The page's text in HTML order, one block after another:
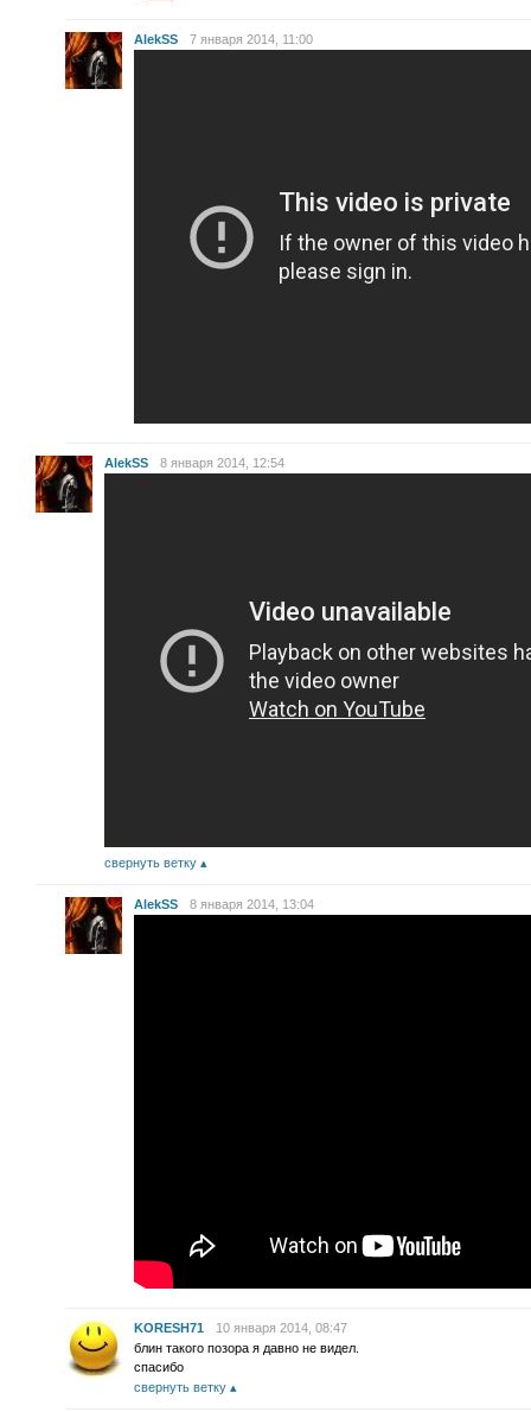
AlekSS 7 января 2014, 11:00
AlekSS 8 января 2014, 12:54
свернуть ветку
AlekSS 8 января 2014, 13:04
KORESH71
10 января 2014, 08:47
блин такого позора я давно не видел.
спасибо
свернуть ветку